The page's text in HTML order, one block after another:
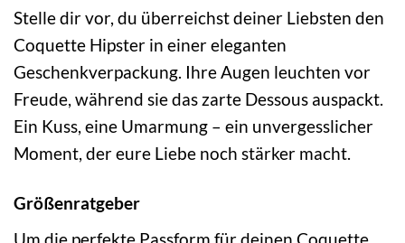
Stelle dir vor, du überreichst deiner Liebsten den
Coquette Hipster in einer eleganten
Geschenkverpackung. Ihre Augen leuchten vor
Freude, während sie das zarte Dessous auspackt.
Ein Kuss, eine Umarmung – ein unvergesslicher
Moment, der eure Liebe noch stärker macht.
Größenratgeber
Um die perfekte Passform für deinen Coquette